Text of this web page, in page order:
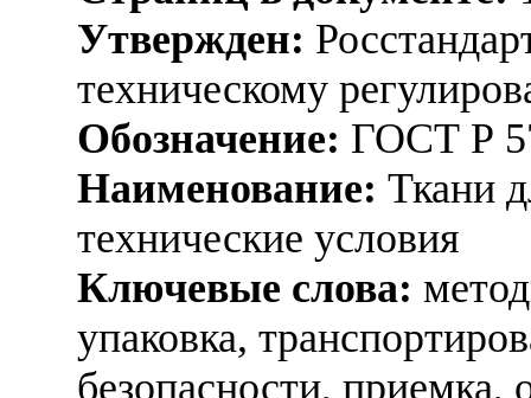
Утвержден:
техническому
Обозначение: ГОСТ Р
Наименование: Ткани
технические условия
Ключевые слова:
упаковка,
безопасности, приемка,